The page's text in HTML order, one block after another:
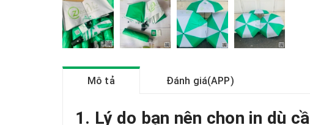
Mô tả Đánh giá(APP)
1. Lý do bạn nên chọn in dù